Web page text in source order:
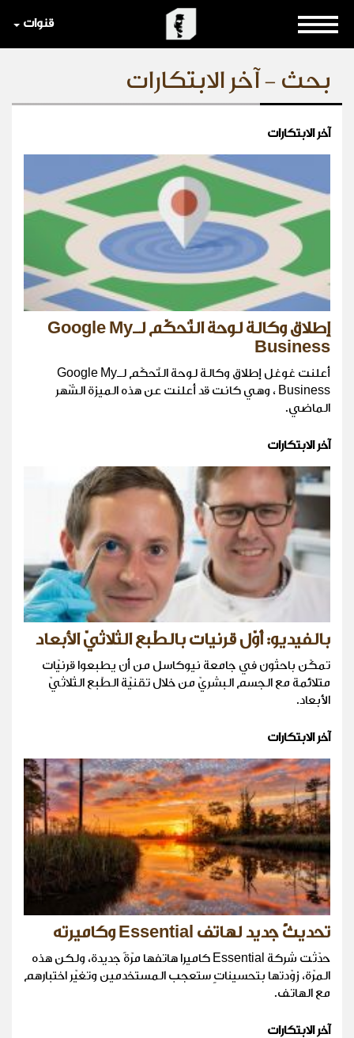
قنوات
بحث - آخر الابتكارات
آخر الابتكارات
إطلاق وكالة لوحة التّحكّم لـGoogle My
Business
أعلنت غوغل إطلاق وكالة لوحة التّحكّم لـGoogle My
Business ، وهي كانت قد أعلنت عن هذه الميزة الشّهر
الماضي.
آخر الابتكارات
بالفيديو: أوّل قرنيات بالطّبع الثلاثيّ الأبعاد
تمكّن باحثون في جامعة نيوكاسل من أن يطبعوا قرنيّات
متلائمة مع الجسم البشريّ من خلال تقنيّة الطّبع الثلاثيّ
الأبعاد.
آخر الابتكارات
تحديثٌ جديد لهاتف Essential وكاميرته
حدّثت شركة Essential كاميرا هاتفها مرّةً جديدة، ولكن هذه
المرّة، زوّدتها بتحسيناتٍ ستعجب المستخدمين وتغيّر اختبارهم
مع الهاتف.
آخر الابتكارات